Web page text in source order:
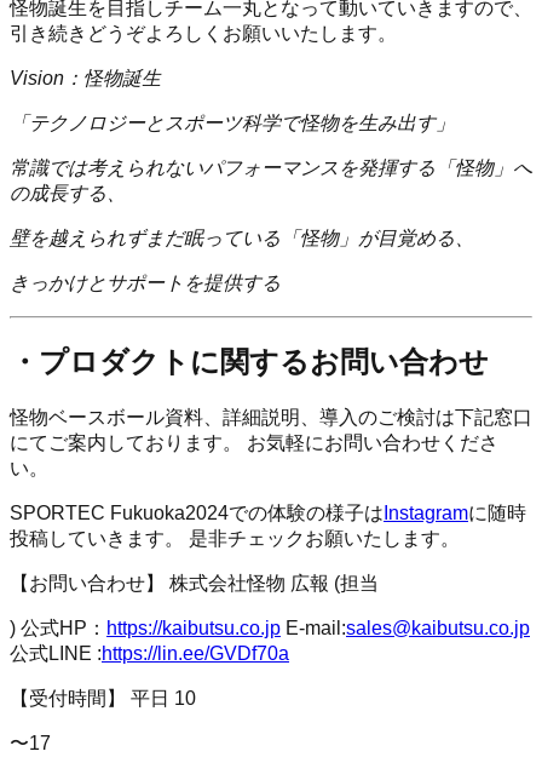
怪物誕生を目指しチーム一丸となって動いていきますので、
引き続きどうぞよろしくお願いいたします。
Vision：怪物誕生
「テクノロジーとスポーツ科学で怪物を生み出す」
常識では考えられないパフォーマンスを発揮する「怪物」へ
の成長する、
壁を越えられずまだ眠っている「怪物」が目覚める、
きっかけとサポートを提供する
・プロダクトに関するお問い合わせ
怪物ベースボール資料、詳細説明、導入のご検討は下記窓口
にてご案内しております。 お気軽にお問い合わせくださ
い。
SPORTEC Fukuoka2024での体験の様子は Instagramに随時
投稿していきます。 是非チェックお願いたします。
【お問い合わせ】 株式会社怪物 広報 (担当
) 公式HP： https://kaibutsu.co.jp E-mail:sales@kaibutsu.co.jp
公式LINE :https://lin.ee/GVDf70a
【受付時間】 平日 10
〜17